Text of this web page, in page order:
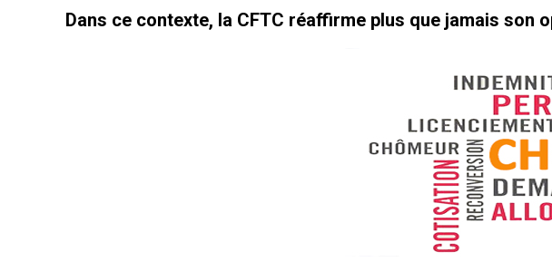
Dans ce contexte, la CFTC réaffirme plus que jamais